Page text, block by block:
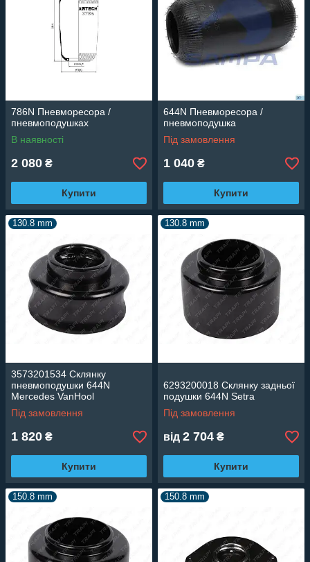
786N Пневморесора /
пневмоподушках
В наявності
2 080 ₴
Купити
644N Пневморесора /
пневмоподушка
Під замовлення
1 040 ₴
Купити
130.8 mm
3573201534 Склянку
пневмоподушки 644N
Mercedes VanHool
Під замовлення
1 820 ₴
Купити
130.8 mm
6293200018 Склянку задньої
подушки 644N Setra
Під замовлення
від 2 704 ₴
Купити
150.8 mm 150.8 mm